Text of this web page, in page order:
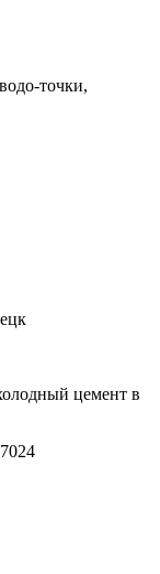
точки,
цемент в